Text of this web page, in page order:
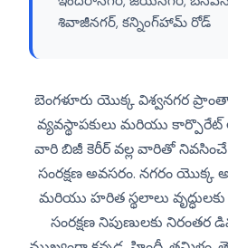
శివాజీనగర్, కన్నింగ్‌హామ్ రోడ్
బెంగళూరు యొక్క విశ్వనగర
వ్యవస్థాపకులు మరియు కార్పొరేట్
వారి బిజీ కెరీర్ వల్ల వారితో నివసించే
సంరక్షణ అవసరం. నగరం
మరియు హరిత స్థలాలు
సంరక్షణ నిపుణులకు నిరంతర